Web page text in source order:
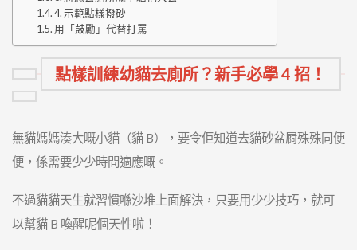
4. 示範點樣撥砂
用「鼓勵」代替打罵
點樣訓練幼貓去廁所？新手必學 4 招！
無貓媽媽湊大嘅小貓（貓 B），要令佢知道去貓砂盆屙殊殊同便
便，係需要少少時間適應嘅。
不過貓貓天生就習慣喺沙堆上面解決，只要用少少技巧，就可
以幫貓 B 喚醒呢個天性啦！